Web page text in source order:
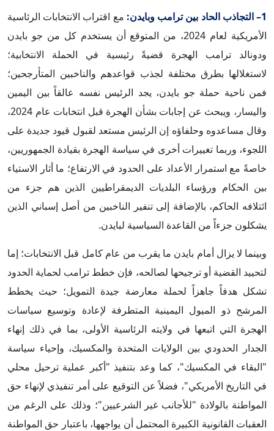
1– التجاذب الحاد بين ترامب وبايدن:
مع اقتراب الانتخابات الرئاسية
الأمريكية لعام 2024، من المتوقع أن يستخدم كل من جو بايدن
ودونالد ترامب الهجرة قضيةً رئيسية في الحملة الانتخابية؛
لاستغلالها بطرق مختلفة لجذب قواعدهم والناخبين المتأرجحين؛
فمن ناحية حملة جو بايدن، يجد الرئيس نفسه عالقاً بين اليمين
واليسار، ويبحث عن إجابات بشأن الهجرة قبل انتخابات عام 2024،
وقال مساعدوه وحلفاؤه إن الرئيس مستعد لقبول قيود جديدة على
اللجوء، وربما تغييرات أخرى في سياسة الهجرة بقيادة الجمهوريين،
خاصةً مع استمرار الأعداد على الحدود في الارتفاع؛ ما أثار الاستياء
بين الحكام ورؤساء البلديات الديمقراطيين الذين هم جزء من
ائتلافه الحاكم، بالإضافة إلى تنفير الناخبين من أصل إسباني الذين
يشكلون جزءاً من القاعدة السياسية لبايدن.
وبينما لا يزال أمام بايدن ما يقرب من عام كامل قبل الانتخابات؛ إما
لتحييد القضية أو ترجيحها لصالحه، فإن خطط ترامب لحماية الحدود
تشكل هدفاً جاهزاً لحملة معارضة جيدة التمويل؛ حيث يخطط
المرشح ذو الميول اليمينية المتطرفة لإعادة وتوسيع سياسات
الهجرة التي اتبعها في ولايته الرئاسية الأولى، بما في ذلك إنهاء
الجدار الحدودي بين الولايات المتحدة والمكسيك، وإحياء سياسة
"البقاء في المكسيك"، كما وعد بتنفيذ "أكبر عملية ترحيل محلي
في التاريخ الأمريكي"، فضلاً عن التوقيع على أمر تنفيذي لإنهاء حق
المواطنة بالولادة "للأجانب غير الشرعيين"؛ وذلك على الرغم من
العقبات القانونية الكبيرة المحتمل أن يواجهها، باعتبار حق المواطنة